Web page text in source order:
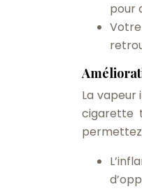
pour
La vapeur
cigarette